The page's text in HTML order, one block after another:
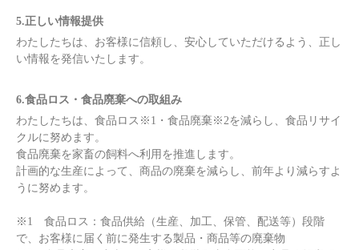
5.正しい情報提供
わたしたちは、お客様に信頼し、安心していただけるよう、正し
い情報を発信いたします。
6.食品ロス・食品廃棄への取組み
わたしたちは、食品ロス※1・食品廃棄※2を減らし、食品リサイ
クルに努めます。
食品廃棄を家畜の飼料へ利用を推進します。
計画的な生産によって、商品の廃棄を減らし、前年より減らすよ
うに努めます。
※1 食品ロス：食品供給（生産、加工、保管、配送等）段階
で、お客様に届く前に発生する製品・商品等の廃棄物